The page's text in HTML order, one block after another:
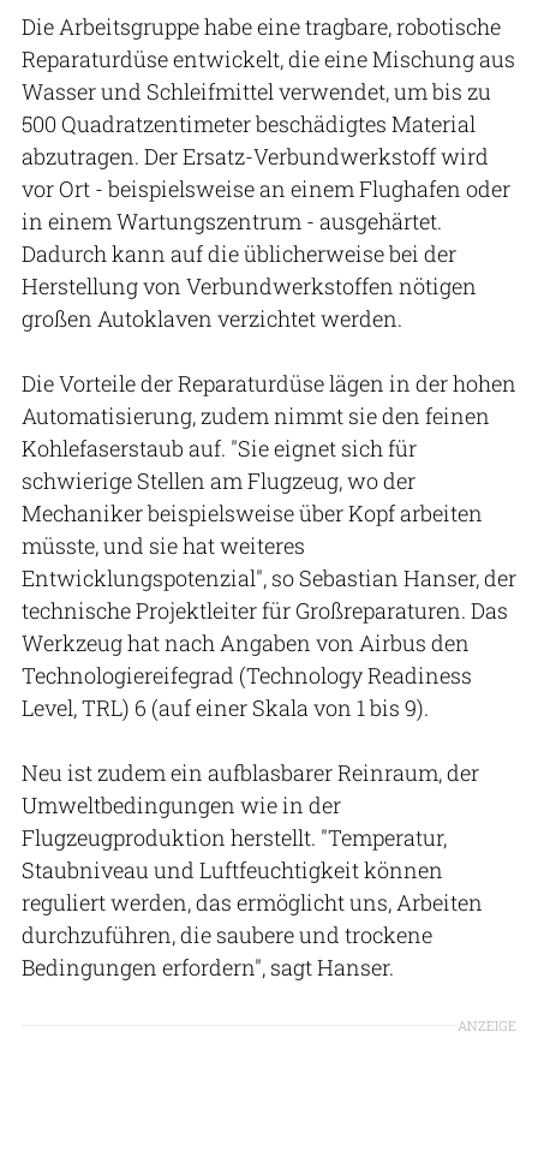
Die Arbeitsgruppe habe eine tragbare, robotische
Reparaturdüse entwickelt, die eine Mischung aus
Wasser und Schleifmittel verwendet, um bis zu
500 Quadratzentimeter beschädigtes Material
abzutragen. Der Ersatz-Verbundwerkstoff wird
vor Ort - beispielsweise an einem Flughafen oder
in einem Wartungszentrum - ausgehärtet.
Dadurch kann auf die üblicherweise bei der
Herstellung von Verbundwerkstoffen nötigen
großen Autoklaven verzichtet werden.
Die Vorteile der Reparaturdüse lägen in der hohen
Automatisierung, zudem nimmt sie den feinen
Kohlefaserstaub auf. "Sie eignet sich für
schwierige Stellen am Flugzeug, wo der
Mechaniker beispielsweise über Kopf arbeiten
müsste, und sie hat weiteres
Entwicklungspotenzial", so Sebastian Hanser, der
technische Projektleiter für Großreparaturen. Das
Werkzeug hat nach Angaben von Airbus den
Technologiereifegrad (Technology Readiness
Level, TRL) 6 (auf einer Skala von 1 bis 9).
Neu ist zudem ein aufblasbarer Reinraum, der
Umweltbedingungen wie in der
Flugzeugproduktion herstellt. "Temperatur,
Staubniveau und Luftfeuchtigkeit können
reguliert werden, das ermöglicht uns, Arbeiten
durchzuführen, die saubere und trockene
Bedingungen erfordern", sagt Hanser.
ANZEIGE